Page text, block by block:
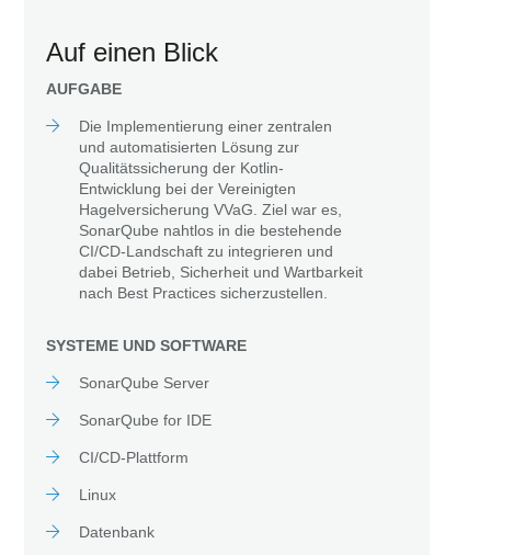
Auf einen Blick
AUFGABE
Die Implementierung einer zentralen
und automatisierten Lösung zur
Qualitätssicherung der Kotlin-
Entwicklung bei der Vereinigten
Hagelversicherung VVaG. Ziel war es,
SonarQube nahtlos in die bestehende
CI/CD-Landschaft zu integrieren und
dabei Betrieb, Sicherheit und Wartbarkeit
nach Best Practices sicherzustellen.
SYSTEME UND SOFTWARE
SonarQube Server
SonarQube for IDE
CI/CD-Plattform
Linux
Datenbank